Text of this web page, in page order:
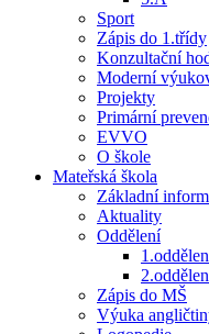
Sport
Zápis do 1.třídy
Konzultační
Moderní
Projekty
Primární
EVVO
O škole
Mateřská škola
Základní
Aktuality
Oddělení
Zápis do MŠ
Výuka